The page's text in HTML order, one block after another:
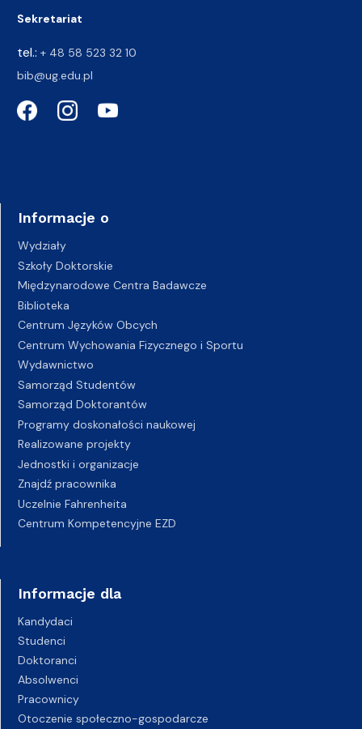
Sekretariat
tel.: + 48 58 523 32 10
bib@ug.edu.pl
Informacje o
Wydziały
Szkoły Doktorskie
Międzynarodowe Centra Badawcze
Biblioteka
Centrum Języków Obcych
Centrum Wychowania Fizycznego i Sportu
Wydawnictwo
Samorząd Studentów
Samorząd Doktorantów
Programy doskonałości naukowej
Realizowane projekty
Jednostki i organizacje
Znajdź pracownika
Uczelnie Fahrenheita
Centrum Kompetencyjne EZD
Informacje dla
Kandydaci
Studenci
Doktoranci
Absolwenci
Pracownicy
Otoczenie społeczno-gospodarcze